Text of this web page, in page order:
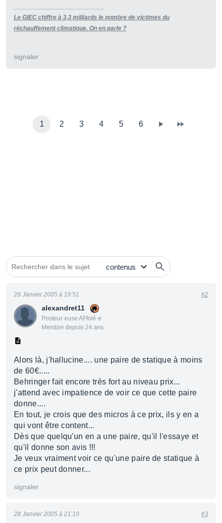
Le GIEC chiffre à 3,3 milliards le nombre de victimes du
réchauffement climatique. On en parle ?
signaler
1 2 3 4 5 6
alexandret11
Posteur·euse AFfolé·e
Membre depuis 24 ans
28 Janvier 2005 à 19:51 #2
Alors là, j'hallucine.... une paire de statique à moins
de 60€.....
Behringer fait encore très fort au niveau prix...
j'attend avec impatience de voir ce que cette paire
donne....
En tout, je crois que des micros à ce prix, ils y en a
qui vont être content...
Dès que quelqu'un en a une paire, qu'il l'essaye et
qu'il donne son avis !!!
Je veux vraiment voir ce qu'une paire de statique à
ce prix peut donner...
signaler
28 Janvier 2005 à 21:10 #3